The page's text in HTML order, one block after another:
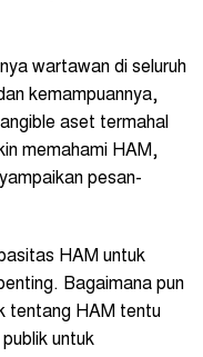
wartawan di seluruh
kemampuannya,
aset termahal
memahami HAM,
pesan-
HAM untuk
Bagaimana pun
tentang HAM tentu
untuk